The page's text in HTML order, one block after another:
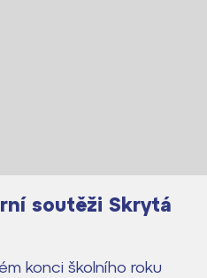
soutěži Skrytá
konci školního roku